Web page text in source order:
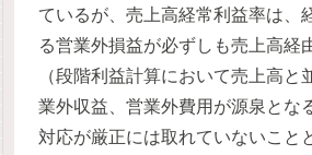
ているが、売上高経常利益率は、
る営業外損益が必ずしも売上高経
（段階利益計算において売上高と
業外収益、営業外費用が源泉とな
対応が厳正には取れていないこと